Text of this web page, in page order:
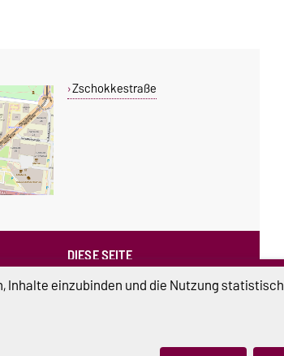
Zschokkestraße
DIESE SEITE
Vorlesen
einzubinden und die Nutzung statistisch